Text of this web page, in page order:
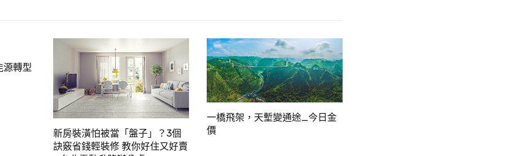
源轉型
新房裝潢怕被當「盤子」？3個
訣竅省錢輕裝修 教你好住又好賣
一橋飛架，天塹變通途_今日金
價